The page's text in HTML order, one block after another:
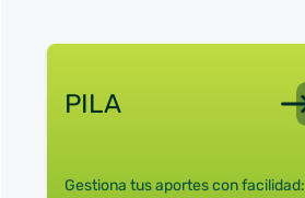
PILA
Gestiona tus aportes con facilidad: